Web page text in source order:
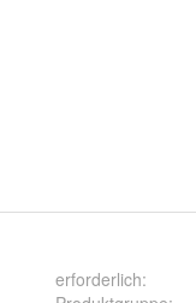
erforderlich: